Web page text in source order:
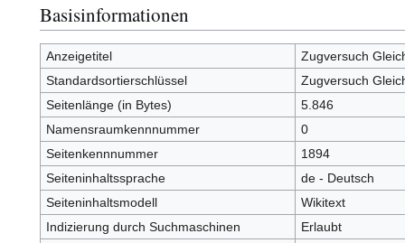
Basisinformationen
Anzeigetitel
Zugversuch
Standardsortierschlüssel
Zugversuch
Seitenlänge (in Bytes)
5.846
Namensraumkennnummer
0
Seitenkennnummer
1894
Seiteninhaltssprache
de - Deutsch
Seiteninhaltsmodell
Wikitext
Indizierung durch Suchmaschinen
Erlaubt